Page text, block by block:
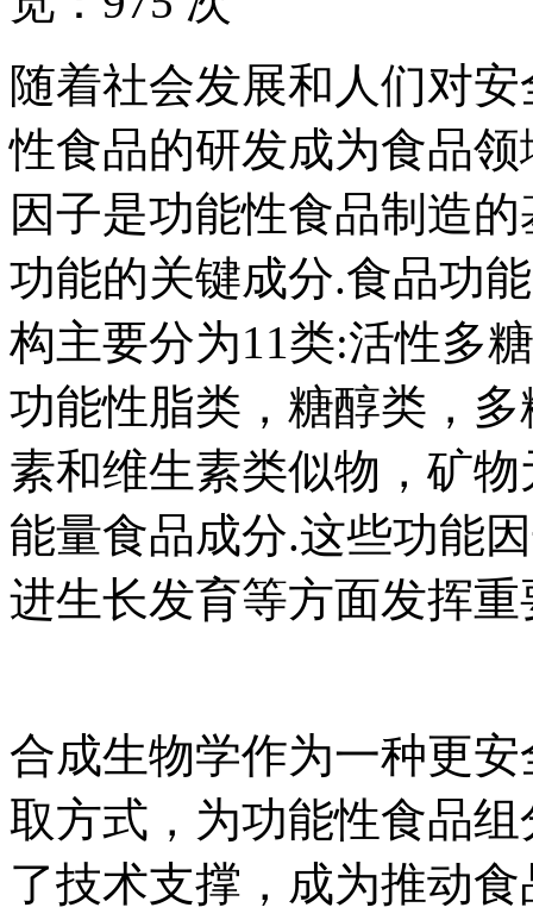
随着社会发展和人们对
性食品的研发成为食品
因子是功能性食品制造
功能的关键成分.食品功
构主要分为11类:活性多
功能性脂类，糖醇类，
素和维生素类似物，矿
能量食品成分.这些功能
进生长发育等方面发挥重
合成生物学作为一种更
取方式，为功能性食品
了技术支撑，成为推动